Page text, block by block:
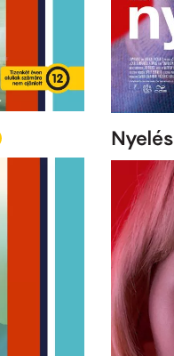
Nyelés